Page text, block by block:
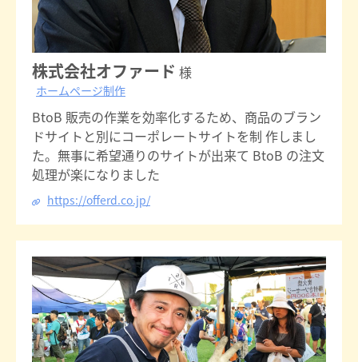
株式会社オファード 様
ホームページ制作
BtoB 販売の作業を効率化するため、商品のブラン
ドサイトと別にコーポレートサイトを制 作しまし
た。無事に希望通りのサイトが出来て BtoB の注文
処理が楽になりました
https://offerd.co.jp/